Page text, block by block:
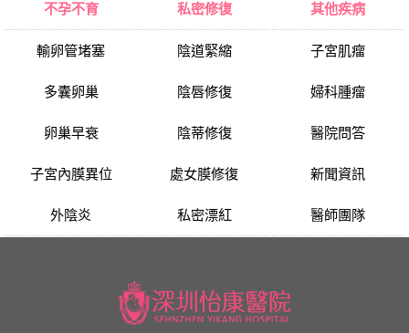
不孕不育
輸卵管堵塞
多囊卵巢
卵巢早衰
子宮內膜異位
外陰炎
私密修復
陰道緊縮
陰唇修復
陰蒂修復
處女膜修復
私密漂紅
其他疾病
子宮肌瘤
婦科腫瘤
醫院問答
新聞資訊
醫師團隊